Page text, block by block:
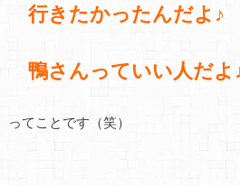
行きたかったんだよ♪
鴨さんっていい人だよ♪
ってことです（笑）